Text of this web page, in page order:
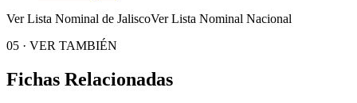
Ver Lista Nominal de JaliscoVer Lista Nominal Nacional
05 · VER TAMBIÉN
Fichas Relacionadas